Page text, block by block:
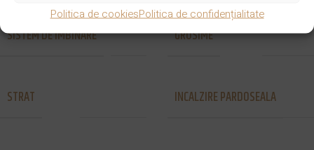
Politica de cookiesPolitica de confidențialitate
SISTEM DE IMBINARE Clic GROSIME 10 mm
STRAT INCALZIRE PARDOSEALA